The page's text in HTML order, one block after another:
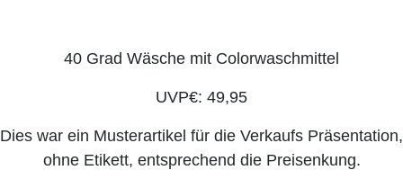
40 Grad Wäsche mit Colorwaschmittel
UVP€: 49,95
Dies war ein Musterartikel für die Verkaufs Präsentation,
ohne Etikett, entsprechend die Preisenkung.